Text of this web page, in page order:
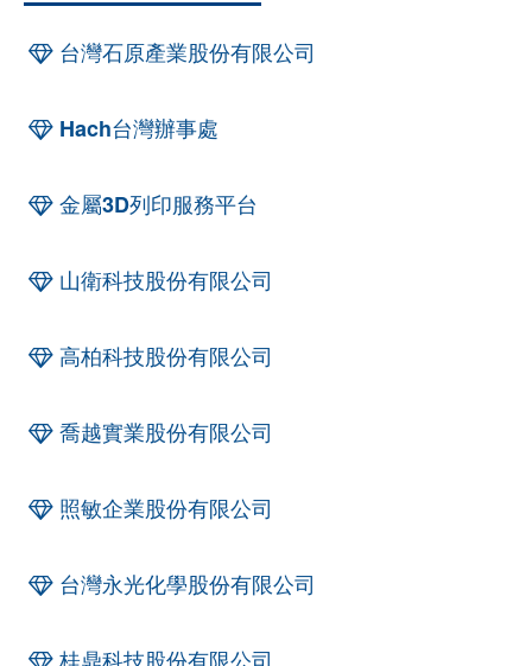
台灣石原產業股份有限公司
Hach台灣辦事處
金屬3D列印服務平台
山衛科技股份有限公司
高柏科技股份有限公司
喬越實業股份有限公司
照敏企業股份有限公司
台灣永光化學股份有限公司